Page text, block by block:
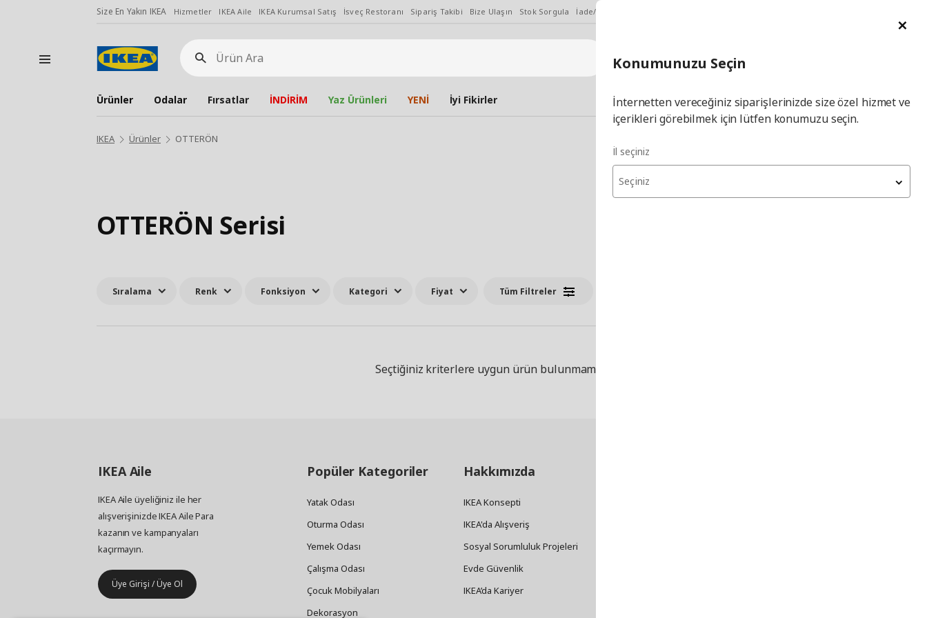
Size En Yakın IKEA Hizmetler IKEA Aile IKEA Kurumsal Satış İsveç Restoranı Sipariş Takibi Bize Ulaşın Stok Sorgula İade/Değişim Talebi
Ürün
Ara
İl Seçiniz İl
Hej! Üye Girişi / Üye Ol
Ürünler Odalar Fırsatlar İNDİRİM Yaz Ürünleri YENİ İyi Fikirler
IKEA Ürünler OTTERÖN
OTTERÖN Serisi
Sıralama Renk Fonksiyon Kategori Fiyat Tüm Filtreler
Seçtiğiniz kriterlere uygun ürün bulunmamaktadır.
IKEAAile
IKEA Aile üyeliğiniz ile her
alışverişinizde IKEA Aile Para
kazanın ve kampanyaları
kaçırmayın.
Üye Girişi / Üye Ol
Popüler Kategoriler
Yatak Odası
Oturma Odası
Yemek Odası
Çalışma Odası
Çocuk Mobilyaları
Dekorasyon
Hakkımızda
IKEA Konsepti
IKEA'da Alışveriş
Sosyal Sorumluluk Projeleri
Evde Güvenlik
IKEA’da Kariyer
Konumunuzu Seçin
İnternetten vereceğiniz siparişlerinizde size özel hizmet ve
içerikleri görebilmek için lütfen konumuzu seçin.
İl seçiniz
Seçiniz